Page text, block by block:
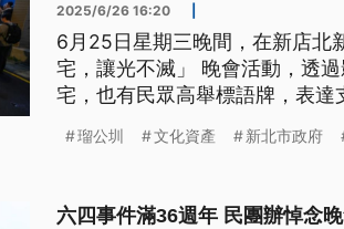
2025/6/26 16:20
6月25日星期三晚間，在新店北
宅，讓光不滅」 晚會活動，透
宅，也有民眾高舉標語牌，表達
瑠公圳 文化資產 新北市政府
六四事件滿36週年 民團辦悼念